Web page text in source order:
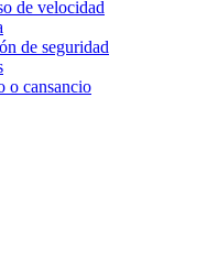
de velocidad
de seguridad
o cansancio